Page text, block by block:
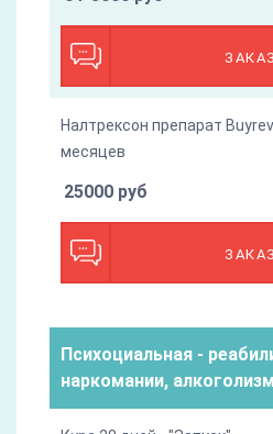
Налтрексон препарат
месяцев
25000 руб
Психоциальная -
наркомании,